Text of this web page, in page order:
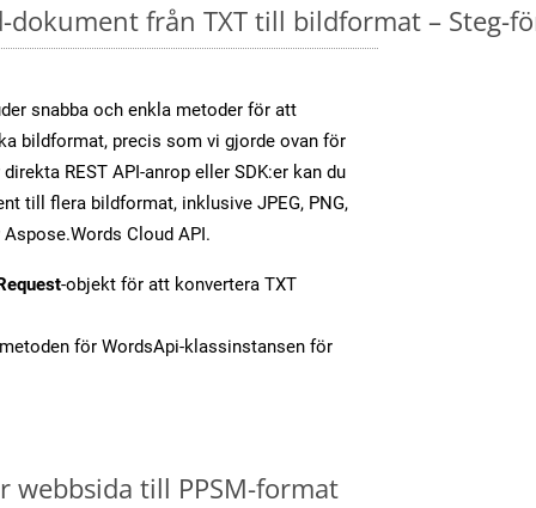
dokument från TXT till bildformat – Steg-
snabba och enkla metoder för att
bildformat, precis som vi gjorde ovan för
REST API-anrop eller SDK:er kan du
till flera bildformat, inklusive JPEG, PNG,
Aspose.Words Cloud API.
-objekt för att konvertera TXT
för WordsApi-klassinstansen för
webbsida till PPSM-format